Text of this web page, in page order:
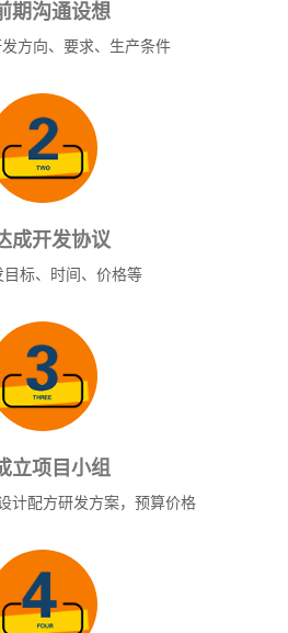
期沟通设想
方向、要求、生产条件
成开发协议
目标、时间、价格等
立项目小组
计配方研发方案，预算价格